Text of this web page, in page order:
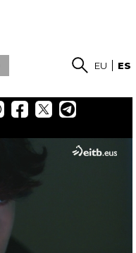
EU ES